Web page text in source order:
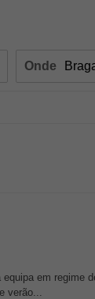
Onde
em regime
verão...